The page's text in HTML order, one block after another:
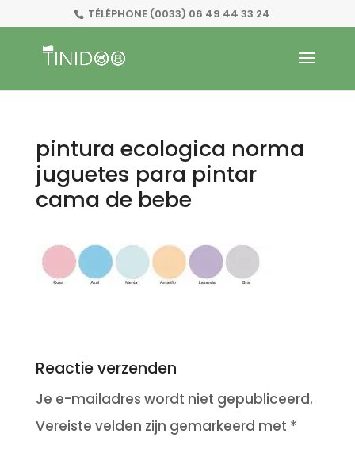
TÉLÉPHONE (0033) 06 49 44 33 24
pintura ecologica norma
juguetes para pintar
cama de bebe
Reactie verzenden
Je e-mailadres wordt niet gepubliceerd.
Vereiste velden zijn gemarkeerd met *